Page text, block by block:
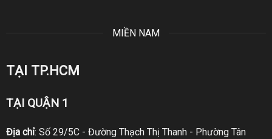
MIỀN NAM
TẠI TP.HCM
TẠI QUẬN 1
Địa chỉ: Số 29/5C - Đường Thạch Thị Thanh - Phường Tân